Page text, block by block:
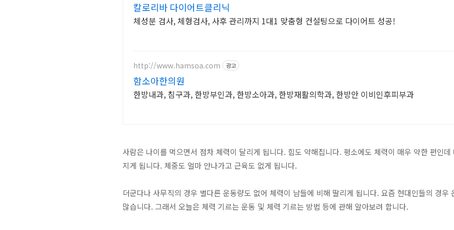
칼로리바 다이어트클리닉
체성분 검사, 체형검사, 사후 관리까지 1대1 맞춤형 컨설팅으로 다이어트 성공!
http://www.hamsoa.com 광고
함소아한의원
한방내과, 침구과, 한방부인과, 한방소아과, 한방재활의학과, 한방안 이비인후피부과
사람은 나이를 먹으면서 점차 체력이 달리게 됩니다. 힘도 약해집니다. 평소에도 체력이 매우 약한 편인
지게 됩니다. 체중도 얼마 안나가고 근육도 없게 됩니다.
더군다나 사무직의 경우 별다른 운동량도 없어 체력이 남들에 비해 딸리게 됩니다. 요즘 현대인들의 경우
많습니다. 그래서 오늘은 체력 기르는 운동 및 체력 기르는 방법 등에 관해 알아보려 합니다.